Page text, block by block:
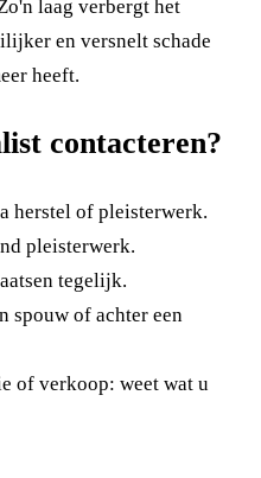
laag verbergt het
en versnelt schade
heeft.
contacteren?
herstel of pleisterwerk.
pleisterwerk.
tegelijk.
spouw of achter een
of verkoop: weet wat u